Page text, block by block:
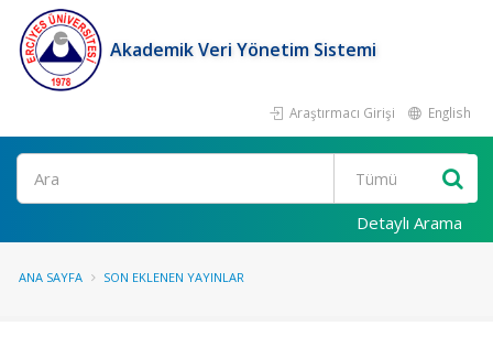
Akademik Veri Yönetim Sistemi
Araştırmacı Girişi English
Ara
Detaylı Arama
ANA SAYFA SON EKLENEN YAYINLAR